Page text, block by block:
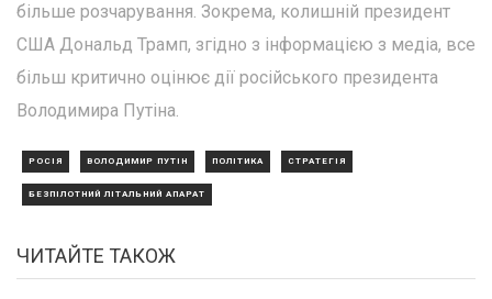
більше розчарування. Зокрема, колишній президент
США Дональд Трамп, згідно з інформацією з медіа, все
більш критично оцінює дії російського президента
Володимира Путіна.
РОСІЯ ВОЛОДИМИР ПУТІН ПОЛІТИКА СТРАТЕГІЯ
БЕЗПІЛОТНИЙ ЛІТАЛЬНИЙ АПАРАТ
ЧИТАЙТЕ ТАКОЖ